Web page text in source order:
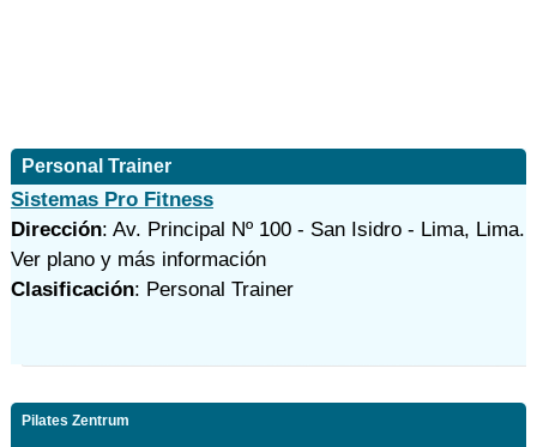
Personal Trainer
Sistemas Pro Fitness
Dirección: Av. Principal Nº 100 - San Isidro - Lima, Lima.
Ver plano y más información
Clasificación: Personal Trainer
Pilates Zentrum